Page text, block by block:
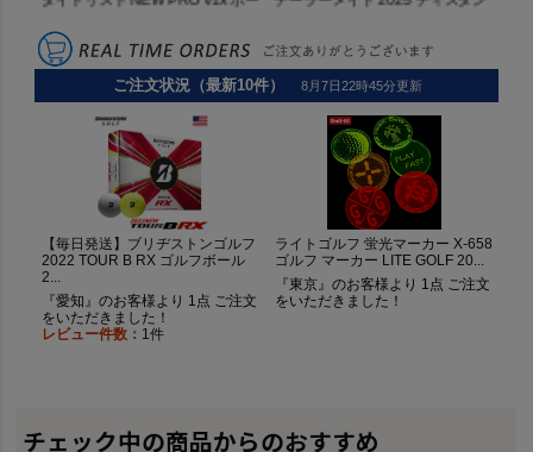
チェック中の商品からのおすすめ